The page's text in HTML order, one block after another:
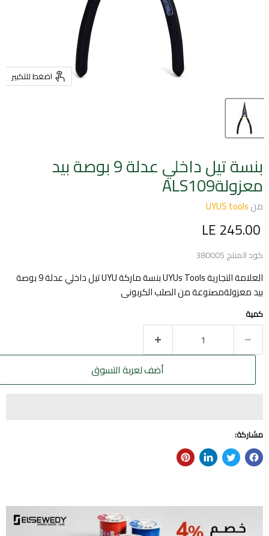
اضغط للتكبير
بنسة تيل داخلي عدلة 9 بوصة بيد
معزولةALS109
منUYUS tools
السعر الحالي
LE 245.00
كود المنتج380005
العلامة التجارية UYUs Tools بنسة ماركة UYU تيل داخلي عدلة 9 بوصة
بيد معزولةمصنوعة من الصلب الكربونى
كمية
أضف لعربة التسوق
مشاركة: